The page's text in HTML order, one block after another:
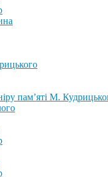
пам’яті М.